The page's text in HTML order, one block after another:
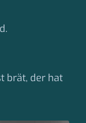
brät, der hat